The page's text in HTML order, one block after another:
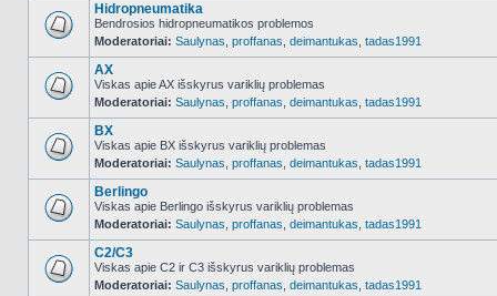
NO_UNREAD_POSTS
Hidropneumatika
Bendrosios hidropneumatikos problemos
Moderatoriai: Saulynas proffanas deimantukas tadas1991
NO_UNREAD_POSTS
AX
Viskas apie AX išskyrus variklių problemas
Moderatoriai: Saulynas proffanas deimantukas tadas1991
NO_UNREAD_POSTS
BX
Viskas apie BX išskyrus variklių problemas
Moderatoriai: Saulynas proffanas deimantukas tadas1991
NO_UNREAD_POSTS
Berlingo
Viskas apie Berlingo išskyrus variklių problemas
Moderatoriai: Saulynas proffanas deimantukas tadas1991
NO_UNREAD_POSTS
C2/C3
Viskas apie C2 ir C3 išskyrus variklių problemas
Moderatoriai: Saulynas proffanas deimantukas tadas1991